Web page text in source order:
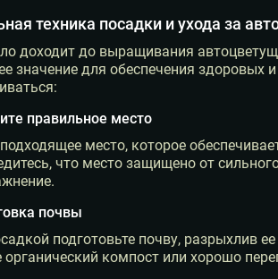
техника посадки и ухода за
доходит до выращивания
значение для обеспечения здоровых
правильное место
место, которое
что место защищено от
почвы
подготовьте почву, разрыхлив
органический компост или хорошо